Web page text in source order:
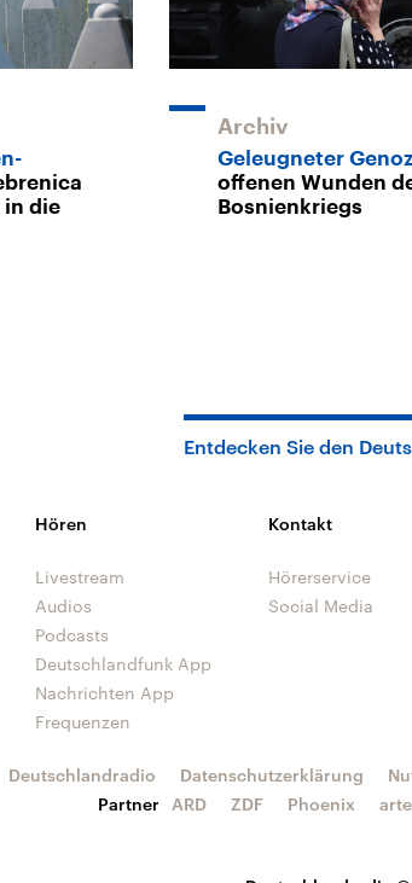
die
Archiv
Geleugneter
offenen Wunden
Bosnienkriegs
Entdecken Sie den
Hören
Livestream
Audios
Podcasts
Deutschlandfunk App
Nachrichten App
Frequenzen
Kontakt
Hörerservice
Social Media
Deutschlandradio Datenschutzerklärung
Partner
ARD ZDF Phoenix arte